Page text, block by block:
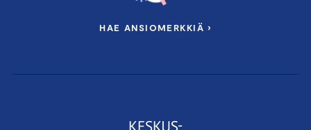
HAE ANSIOMERKKIÄ ›